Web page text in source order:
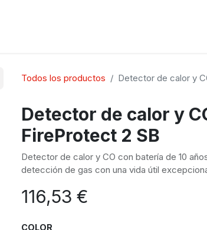
Todos los productos Detector de calor y
Detector de calor y
FireProtect 2 SB
Detector de calor y CO con batería de 10
detección de gas con una vida útil
116,53 €
COLOR